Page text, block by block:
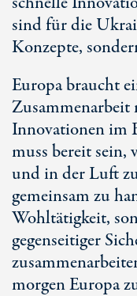
sind für die
Konzepte,
Europa braucht
Innovationen im
muss bereit
und in der Luft
gemeinsam zu
Wohltätigkeit,
gegenseitiger
morgen Europa